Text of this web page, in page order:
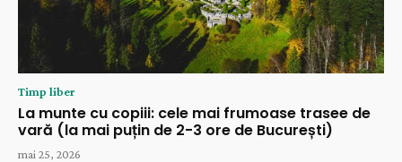
Timp liber
La munte cu copiii: cele mai frumoase trasee de
vară (la mai puțin de 2-3 ore de București)
mai 25, 2026